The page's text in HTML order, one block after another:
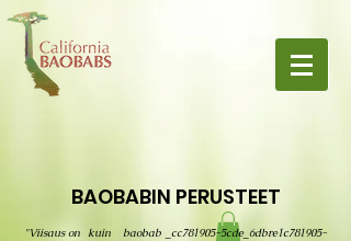
BAOBABIN PERUSTEET
"Viisaus on kuin baobab
_cc781905-5cde_6dbre1c781905-